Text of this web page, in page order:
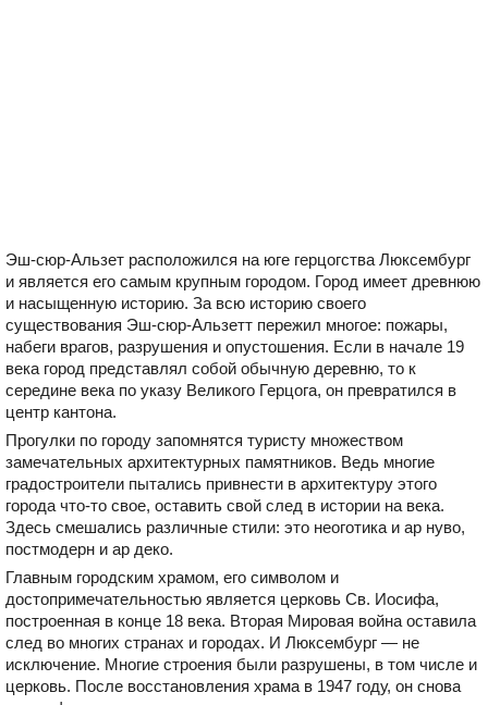
Эш-сюр-Альзет расположился на юге герцогства Люксембург
и является его самым крупным городом. Город имеет древнюю
и насыщенную историю. За всю историю своего
существования Эш-сюр-Альзетт пережил многое: пожары,
набеги врагов, разрушения и опустошения. Если в начале 19
века город представлял собой обычную деревню, то к
середине века по указу Великого Герцога, он превратился в
центр кантона.
Прогулки по городу запомнятся туристу множеством
замечательных архитектурных памятников. Ведь многие
градостроители пытались привнести в архитектуру этого
города что-то свое, оставить свой след в истории на века.
Здесь смешались различные стили: это неоготика и ар нуво,
постмодерн и ар деко.
Главным городским храмом, его символом и
достопримечательностью является церковь Св. Иосифа,
построенная в конце 18 века. Вторая Мировая война оставила
след во многих странах и городах. И Люксембург — не
исключение. Многие строения были разрушены, в том числе и
церковь. После восстановления храма в 1947 году, он снова